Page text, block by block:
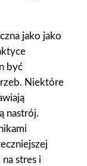
jako jako
być
Niektóre
nastrój.
stres i